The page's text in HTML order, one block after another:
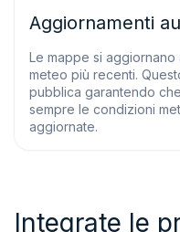
Aggiornamenti
Le mappe si aggiornano
meteo più recenti.
pubblica garantendo
sempre le condizioni
aggiornate.
Integrate le